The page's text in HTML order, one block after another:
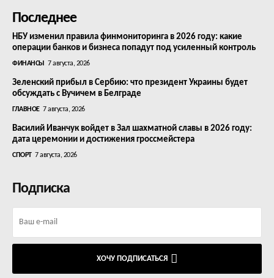
Последнее
НБУ изменил правила финмониторинга в 2026 году: какие
операции банков и бизнеса попадут под усиленный контроль
ФИНАНСЫ 7 августа, 2026
Зеленский прибыл в Сербию: что президент Украины будет
обсуждать с Вучичем в Белграде
ГЛАВНОЕ 7 августа, 2026
Василий Иванчук войдет в Зал шахматной славы в 2026 году:
дата церемонии и достижения гроссмейстера
СПОРТ 7 августа, 2026
Подписка
ХОЧУ ПОДПИСАТЬСЯ